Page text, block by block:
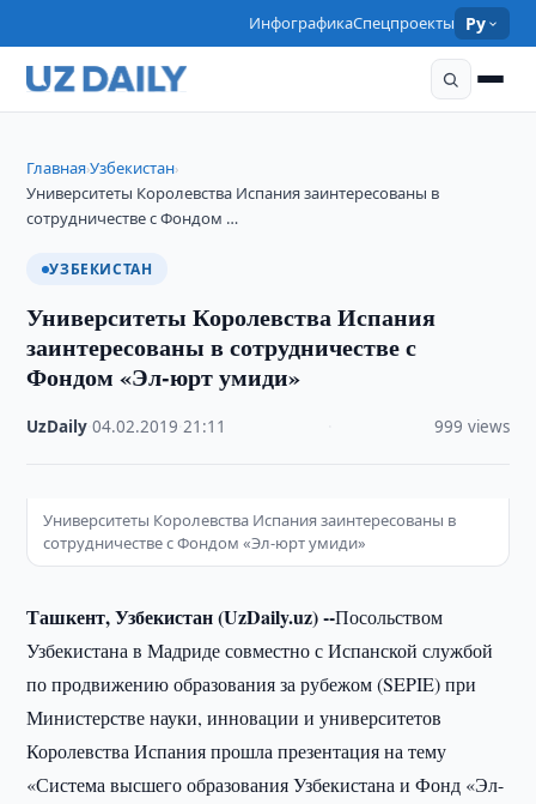
ИнфографикаСпецпроекты Ру
Главная›Узбекистан›
Университеты Королевства Испания заинтересованы в
сотрудничестве с Фондом …
УЗБЕКИСТАН
Университеты Королевства Испания
заинтересованы в сотрудничестве с
Фондом «Эл-юрт умиди»
UzDaily ·04.02.2019 ·21:11 999 views
Университеты Королевства Испания заинтересованы в
сотрудничестве с Фондом «Эл-юрт умиди»
Ташкент, Узбекистан (UzDaily.uz) --Посольством
Узбекистана в Мадриде совместно с Испанской службой
по продвижению образования за рубежом (SEPIE) при
Министерстве науки, инновации и университетов
Королевства Испания прошла презентация на тему
«Система высшего образования Узбекистана и Фонд «Эл-